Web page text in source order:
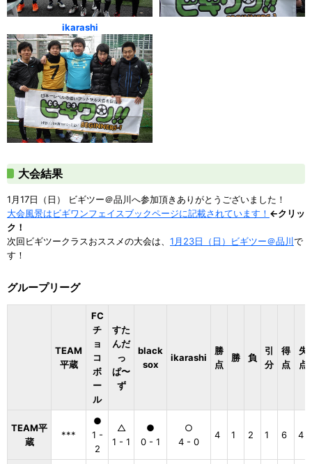
ikarashi
大会結果
1月17日（日） ビギツー＠品川へ参加頂きありがとうございました！
大会風景はビギワンフェイスブックページに記載されています！ ←クリッ
ク！
次回ビギツークラスおススメの大会は、 1月23日（日）ビギツー＠品川で
す！
グループリーグ
TEAM
平蔵
FC
チ
ョ
コ
ボ
ー
ル
すた
んだ
っ
ぱ〜
ず
black
sox
ikarashi
勝
点
勝 負
引
分
得
点
失
点
TEAM平
蔵
***
●
1 -
2
△
1 - 1
●
0 - 1
○
4 - 0
4 1 2 1 6 4